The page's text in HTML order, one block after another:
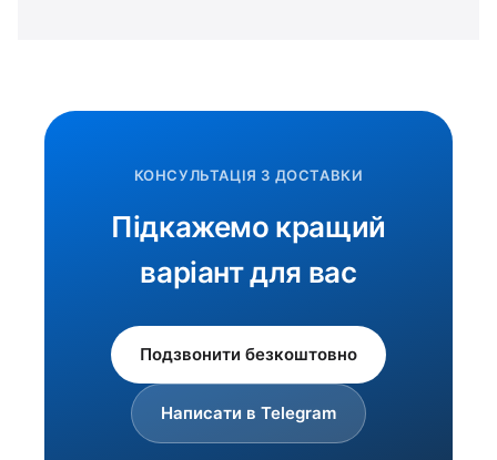
КОНСУЛЬТАЦІЯ З ДОСТАВКИ
Підкажемо кращий
варіант для вас
Подзвонити безкоштовно
Написати в Telegram